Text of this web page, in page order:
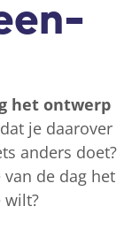
het ontwerp
je daarover
anders doet?
de dag het
wilt?